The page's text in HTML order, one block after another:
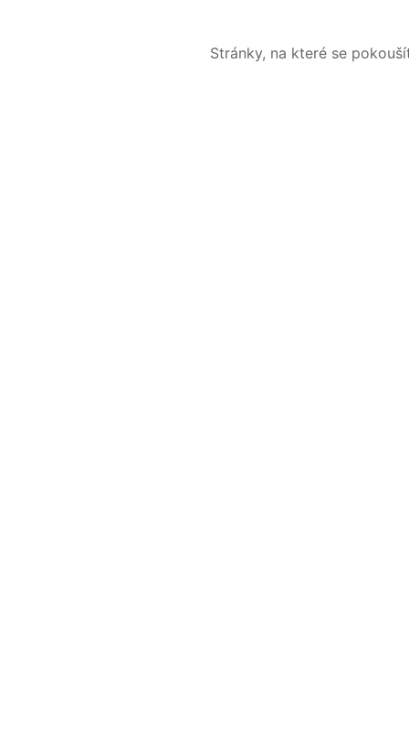
Stránky, na které se